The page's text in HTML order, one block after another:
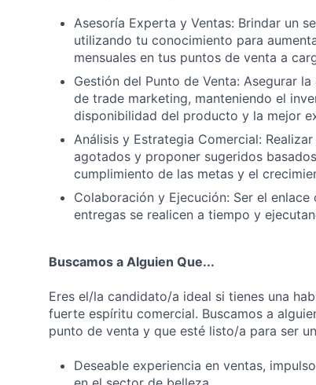
Asesoría Experta y Ventas: Brindar un
utilizando tu conocimiento para
mensuales en tus puntos de venta a
Gestión del Punto de Venta: Asegurar
de trade marketing, manteniendo el
disponibilidad del producto y la mejor
Análisis y Estrategia Comercial:
agotados y proponer sugeridos
cumplimiento de las metas y el
Colaboración y Ejecución: Ser el
entregas se realicen a tiempo y
Buscamos a Alguien Que...
Eres el/la candidato/a ideal si tienes una
fuerte espíritu comercial. Buscamos a
punto de venta y que esté listo/a para ser
Deseable experiencia en ventas,